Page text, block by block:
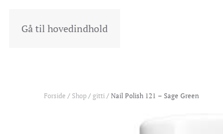
Gå til hovedindhold
Forside / Shop / gitti / Nail Polish 121 – Sage Green